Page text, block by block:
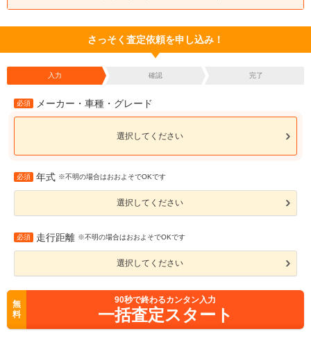
さっそく査定依頼を申し込み！
入力 確認 完了
必須 メーカー・車種・グレード
選択してください
必須 年式 ※不明の場合はおおよそでOKです
選択してください
必須 走行距離 ※不明の場合はおおよそでOKです
選択してください
無
料
90秒で終わるカンタン入力
一括査定スタート